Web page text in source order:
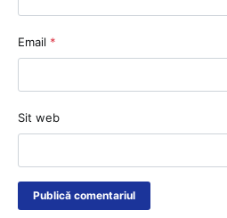
Email *
Sit web